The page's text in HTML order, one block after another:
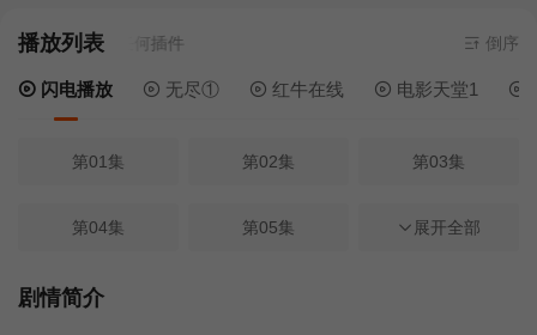
播放列表
放- 无需安装任何插件 倒序
闪电播放 无尽① 红牛在线 电影天堂1
第01集 第02集 第03集
第04集 第05集 第06集
第07集
展开全部
剧情简介